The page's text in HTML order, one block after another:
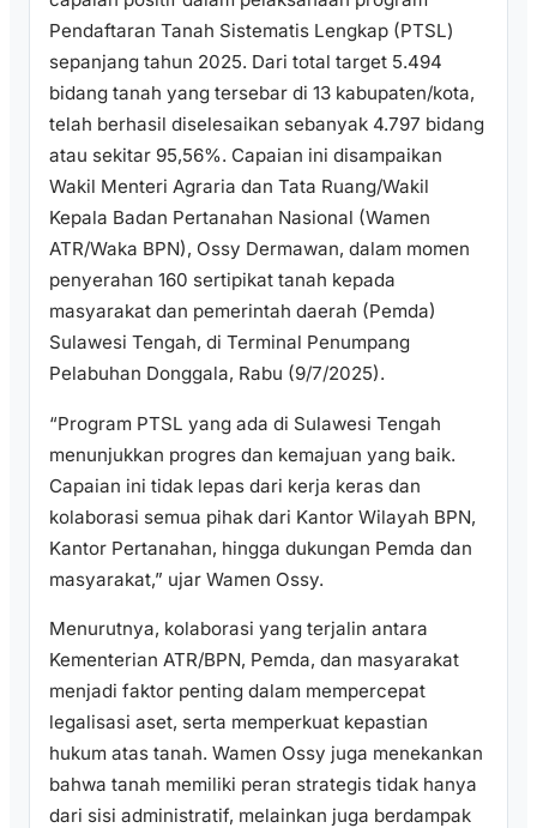
Pendaftaran Tanah Sistematis Lengkap (PTSL)
sepanjang tahun 2025. Dari total target 5.494
bidang tanah yang tersebar di 13 kabupaten/kota,
telah berhasil diselesaikan sebanyak 4.797 bidang
atau sekitar 95,56%. Capaian ini disampaikan
Wakil Menteri Agraria dan Tata Ruang/Wakil
Kepala Badan Pertanahan Nasional (Wamen
ATR/Waka BPN), Ossy Dermawan, dalam momen
penyerahan 160 sertipikat tanah kepada
masyarakat dan pemerintah daerah (Pemda)
Sulawesi Tengah, di Terminal Penumpang
Pelabuhan Donggala, Rabu (9/7/2025).
“Program PTSL yang ada di Sulawesi Tengah
menunjukkan progres dan kemajuan yang baik.
Capaian ini tidak lepas dari kerja keras dan
kolaborasi semua pihak dari Kantor Wilayah BPN,
Kantor Pertanahan, hingga dukungan Pemda dan
masyarakat,” ujar Wamen Ossy.
Menurutnya, kolaborasi yang terjalin antara
Kementerian ATR/BPN, Pemda, dan masyarakat
menjadi faktor penting dalam mempercepat
legalisasi aset, serta memperkuat kepastian
hukum atas tanah. Wamen Ossy juga menekankan
bahwa tanah memiliki peran strategis tidak hanya
dari sisi administratif, melainkan juga berdampak